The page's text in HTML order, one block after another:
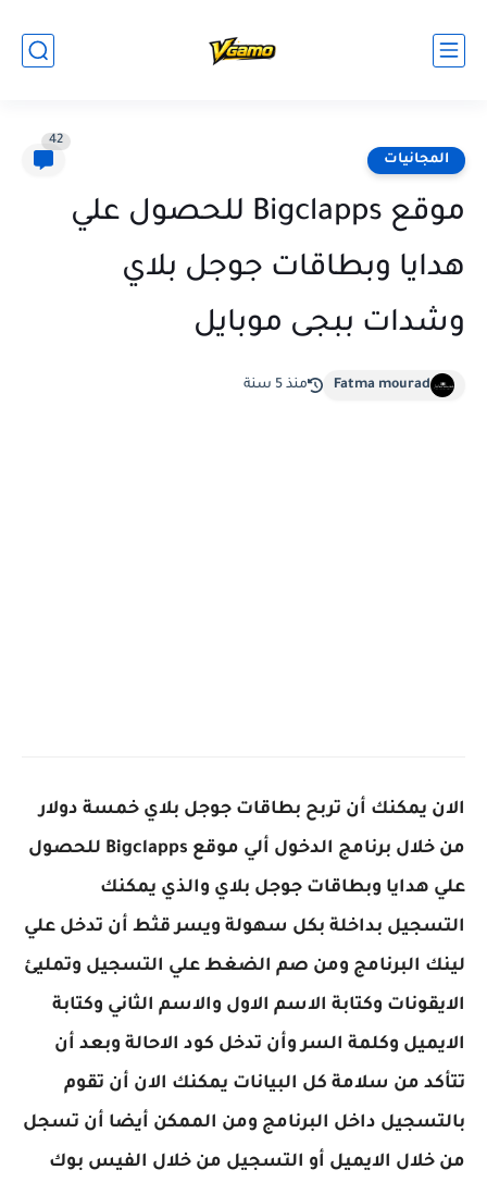
المجانيات
42
موقع Bigclapps للحصول علي
هدايا وبطاقات جوجل بلاي
وشدات ببجى موبايل
Fatma mourad منذ 5 سنة
الان يمكنك أن تربح بطاقات جوجل بلاي خمسة دولار
من خلال برنامج الدخول ألي موقع Bigclapps للحصول
علي هدايا وبطاقات جوجل بلاي والذي يمكنك
التسجيل بداخلة بكل سهولة ويسر قثط أن تدخل علي
لينك البرنامج ومن صم الضغط علي التسجيل وتمليئ
الايقونات وكتابة الاسم الاول والاسم الثاني وكتابة
الايميل وكلمة السر وأن تدخل كود الاحالة وبعد أن
تتأكد من سلامة كل البيانات يمكنك الان أن تقوم
بالتسجيل داخل البرنامج ومن الممكن أيضا أن تسجل
من خلال الايميل أو التسجيل من خلال الفيس بوك